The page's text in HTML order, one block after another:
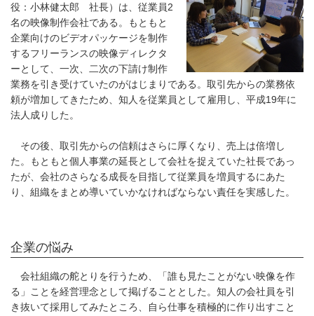
役：小林健太郎 社長）は、従業員2
名の映像制作会社である。もともと
企業向けのビデオパッケージを制作
するフリーランスの映像ディレクタ
ーとして、一次、二次の下請け制作
業務を引き受けていたのがはじまりである。取引先からの業務依
頼が増加してきたため、知人を従業員として雇用し、平成19年に
法人成りした。
その後、取引先からの信頼はさらに厚くなり、売上は倍増し
た。もともと個人事業の延長として会社を捉えていた社長であっ
たが、会社のさらなる成長を目指して従業員を増員するにあた
り、組織をまとめ導いていかなければならない責任を実感した。
企業の悩み
会社組織の舵とりを行うため、「誰も見たことがない映像を作
る」ことを経営理念として掲げることとした。知人の会社員を引
き抜いて採用してみたところ、自ら仕事を積極的に作り出すこと